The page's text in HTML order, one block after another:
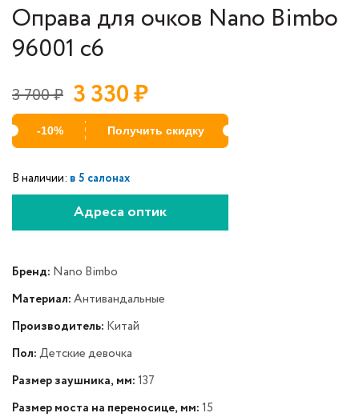
Оправа для очков Nano Bimbo
96001 с6
3 700₽ 3 330₽
-10% Получить скидку
В наличии: в 5 салонах
Адреса оптик
Бренд: Nano Bimbo
Материал:Антивандальные
Производитель: Китай
Пол:Детские девочка
Размер заушника, мм:137
Размер моста на переносице, мм:15